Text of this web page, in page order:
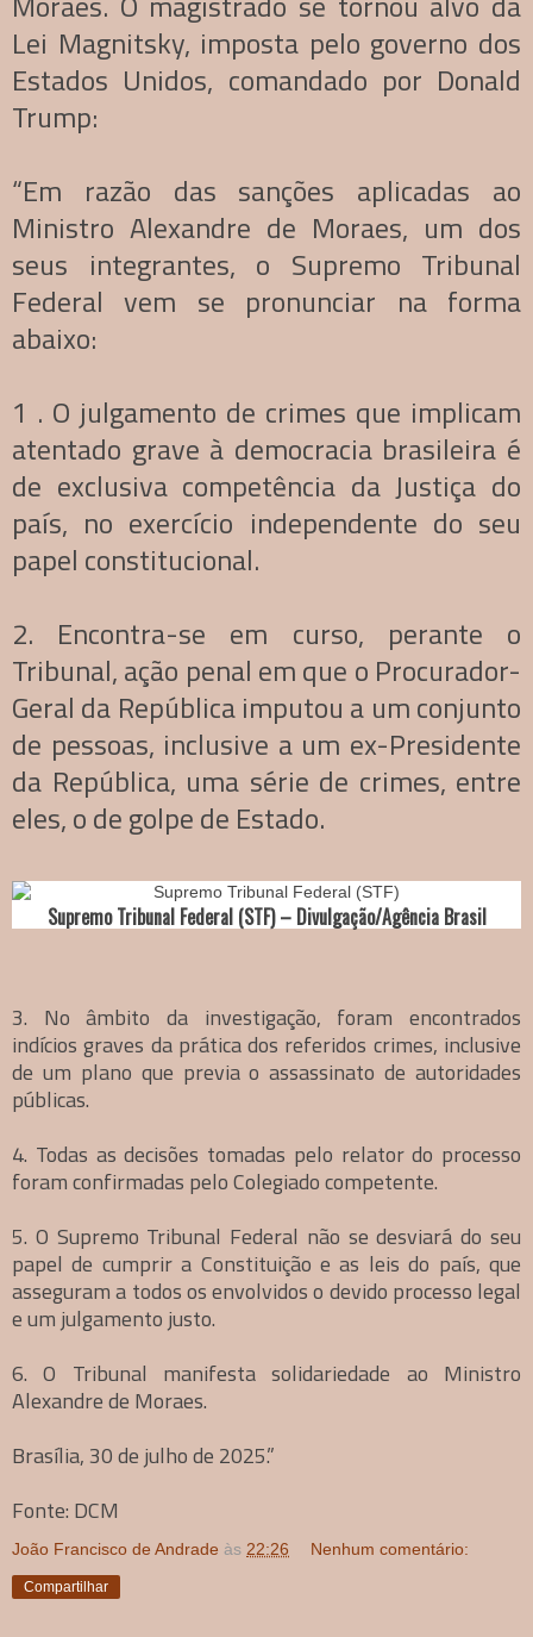
Lei Magnitsky, imposta pelo governo dos
Estados Unidos, comandado por Donald
Trump:
“Em razão das sanções aplicadas ao
Ministro Alexandre de Moraes, um dos
seus integrantes, o Supremo Tribunal
Federal vem se pronunciar na forma
abaixo:
1 . O julgamento de crimes que implicam
atentado grave à democracia brasileira é
de exclusiva competência da Justiça do
país, no exercício independente do seu
papel constitucional.
2. Encontra-se em curso, perante o
Tribunal, ação penal em que o Procurador-
Geral da República imputou a um conjunto
de pessoas, inclusive a um ex-Presidente
da República, uma série de crimes, entre
eles, o de golpe de Estado.
Supremo Tribunal Federal (STF) – Divulgação/Agência Brasil
3. No âmbito da investigação, foram encontrados
indícios graves da prática dos referidos crimes, inclusive
de um plano que previa o assassinato de autoridades
públicas.
4. Todas as decisões tomadas pelo relator do processo
foram confirmadas pelo Colegiado competente.
5. O Supremo Tribunal Federal não se desviará do seu
papel de cumprir a Constituição e as leis do país, que
asseguram a todos os envolvidos o devido processo legal
e um julgamento justo.
6. O Tribunal manifesta solidariedade ao Ministro
Alexandre de Moraes.
Brasília, 30 de julho de 2025.”
Fonte: DCM
João Francisco de Andrade às 22:26 Nenhum comentário:
Compartilhar